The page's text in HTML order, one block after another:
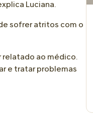
Luciana.
sofrer atritos com o
relatado ao médico.
e tratar problemas